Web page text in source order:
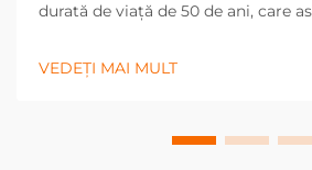
durată de viață de 50 de ani, care
VEDEȚI MAI MULT